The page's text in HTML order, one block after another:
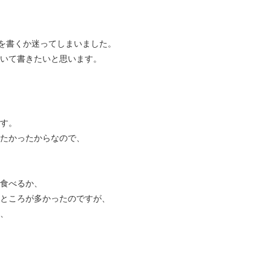
書くか迷ってしまいました。
て書きたいと思います。
。
かったからなので、
べるか、
ころが多かったのですが、